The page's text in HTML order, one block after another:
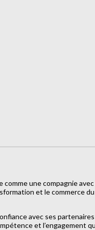
une compagnie
et le commerce
avec ses partenaires
et l’engagement